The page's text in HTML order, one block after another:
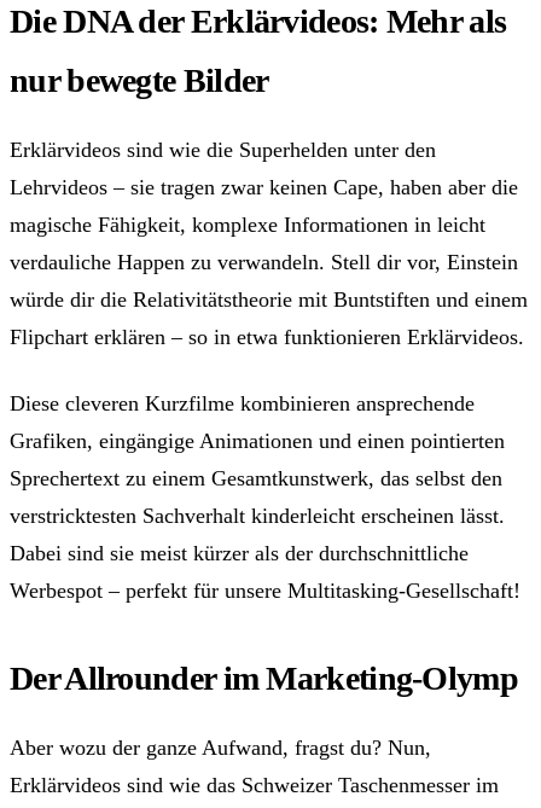
Die DNA der Erklärvideos: Mehr als
nur bewegte Bilder
Erklärvideos sind wie die Superhelden unter den
Lehrvideos – sie tragen zwar keinen Cape, haben aber die
magische Fähigkeit, komplexe Informationen in leicht
verdauliche Happen zu verwandeln. Stell dir vor, Einstein
würde dir die Relativitätstheorie mit Buntstiften und einem
Flipchart erklären – so in etwa funktionieren Erklärvideos.
Diese cleveren Kurzfilme kombinieren ansprechende
Grafiken, eingängige Animationen und einen pointierten
Sprechertext zu einem Gesamtkunstwerk, das selbst den
verstricktesten Sachverhalt kinderleicht erscheinen lässt.
Dabei sind sie meist kürzer als der durchschnittliche
Werbespot – perfekt für unsere Multitasking-Gesellschaft!
Der Allrounder im Marketing-Olymp
Aber wozu der ganze Aufwand, fragst du? Nun,
Erklärvideos sind wie das Schweizer Taschenmesser im